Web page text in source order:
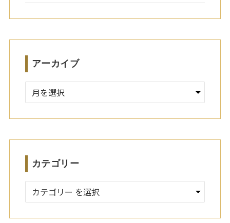
アーカイブ
ー
カテゴリー